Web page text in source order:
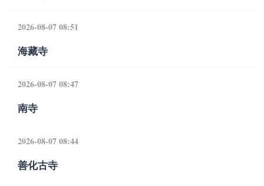
2026-08-07 08:51
海藏寺
2026-08-07 08:47
南寺
2026-08-07 08:44
善化古寺